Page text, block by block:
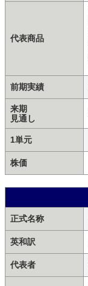
代表商品
前期実績
来期
見通し
1単元
株価
正式名称
英和訳
代表者